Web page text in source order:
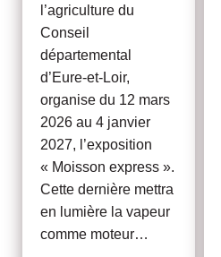
l’agriculture du
Conseil
départemental
d’Eure-et-Loir,
organise du 12 mars
2026 au 4 janvier
2027, l’exposition
« Moisson express ».
Cette dernière mettra
en lumière la vapeur
comme moteur…